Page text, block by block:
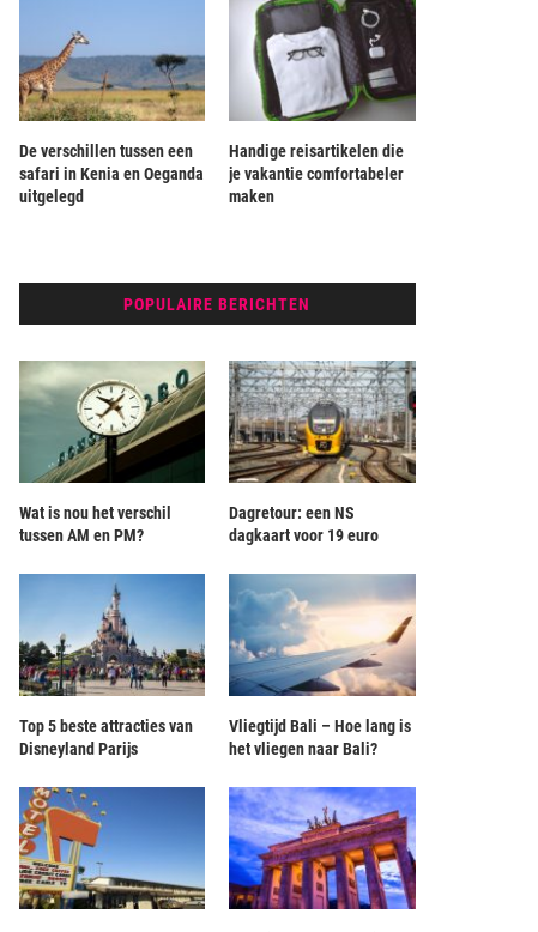
De verschillen tussen een
safari in Kenia en Oeganda
uitgelegd
Handige reisartikelen die
je vakantie comfortabeler
maken
POPULAIRE BERICHTEN
Wat is nou het verschil
tussen AM en PM?
Dagretour: een NS
dagkaart voor 19 euro
Top 5 beste attracties van
Disneyland Parijs
Vliegtijd Bali – Hoe lang is
het vliegen naar Bali?